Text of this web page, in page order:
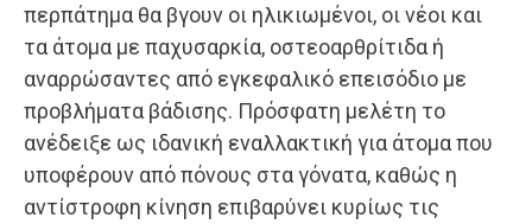
περπάτημα θα βγουν οι ηλικιωμένοι, οι νέοι και
τα άτομα με παχυσαρκία, οστεοαρθρίτιδα ή
αναρρώσαντες από εγκεφαλικό επεισόδιο με
προβλήματα βάδισης. Πρόσφατη μελέτη το
ανέδειξε ως ιδανική εναλλακτική για άτομα που
υποφέρουν από πόνους στα γόνατα, καθώς η
αντίστροφη κίνηση επιβαρύνει κυρίως τις